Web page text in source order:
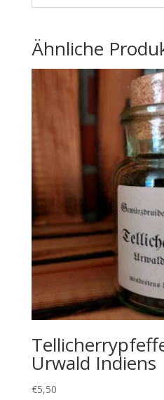
Ähnliche
Urwald Indiens
€5,50